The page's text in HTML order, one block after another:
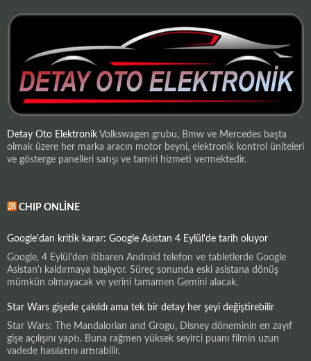
Detay Oto Elektronik Volkswagen grubu, Bmw ve Mercedes başta
olmak üzere her marka aracın motor beyni, elektronik kontrol üniteleri
ve gösterge panelleri satışı ve tamiri hizmeti vermektedir.
CHIP ONLINE
Google'dan kritik karar: Google Asistan 4 Eylül'de tarih oluyor
Google, 4 Eylül'den itibaren Android telefon ve tabletlerde Google
Asistan'ı kaldırmaya başlıyor. Süreç sonunda eski asistana dönüş
mümkün olmayacak ve yerini tamamen Gemini alacak.
Star Wars gişede çakıldı ama tek bir detay her şeyi değiştirebilir
Star Wars: The Mandalorian and Grogu, Disney döneminin en zayıf
gişe açılışını yaptı. Buna rağmen yüksek seyirci puanı filmin uzun
vadede hasılatını artırabilir.